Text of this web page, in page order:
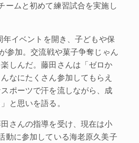
ームと初めて練習試合を実施し
イベントを開き、子どもや保
参加。交流戦や菓子争奪じゃん
しんだ。藤田さんは「ゼロか
なにたくさん参加してもらえ
ポーツで汗を流しながら、成
と思いを語る。
さんの指導を受け、現在は小
動に参加している海老原久美子